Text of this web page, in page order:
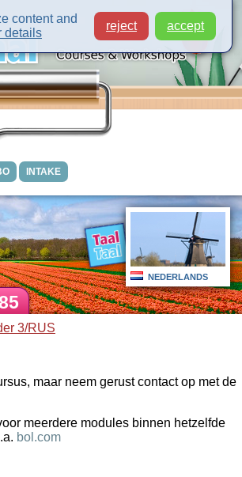
INTAKE
NEDERLANDS
3/RUS
maar neem gerust contact op met de
meerdere modules binnen hetzelfde
bol.com
content and
details
reject accept